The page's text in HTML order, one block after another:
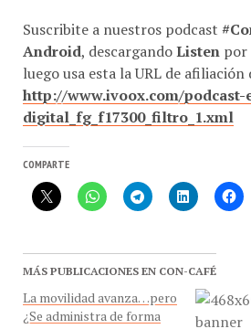
Suscribite a nuestros podcast
Android, descargandoListen por
luego usa esta la URL de
http://www.ivoox.com/podcast-
digital_fg_f17300_filtro_1.xml
COMPARTE
MÁS PUBLICACIONES EN CON-CAFÉ
La movilidad avanza…pero
¿Se administra de forma